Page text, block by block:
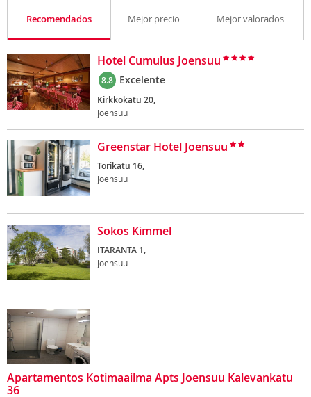
Recomendados Mejor precio Mejor valorados
Hotel Cumulus Joensuu
8.8 Excelente
Kirkkokatu 20,
Joensuu
Greenstar Hotel Joensuu
Torikatu 16,
Joensuu
Sokos Kimmel
ITARANTA 1,
Joensuu
Apartamentos Kotimaailma Apts Joensuu Kalevankatu
36